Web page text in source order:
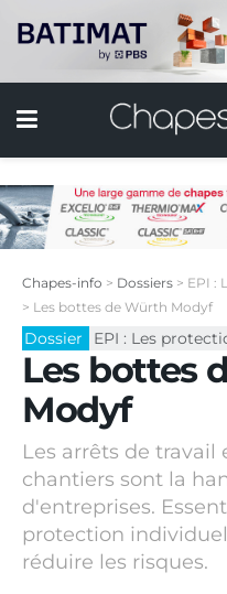
Chapes-info > Dossiers > EPI :
> Les bottes de Würth Modyf
Dossier EPI : Les
Les bottes
Modyf
Les arrêts de travail
chantiers sont la
d'entreprises.
protection
réduire les risques.